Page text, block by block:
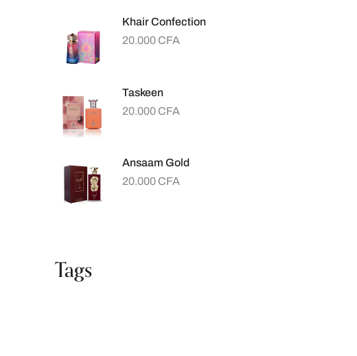
Khair Confection
20.000 CFA
Taskeen
20.000 CFA
Ansaam Gold
20.000 CFA
Tags